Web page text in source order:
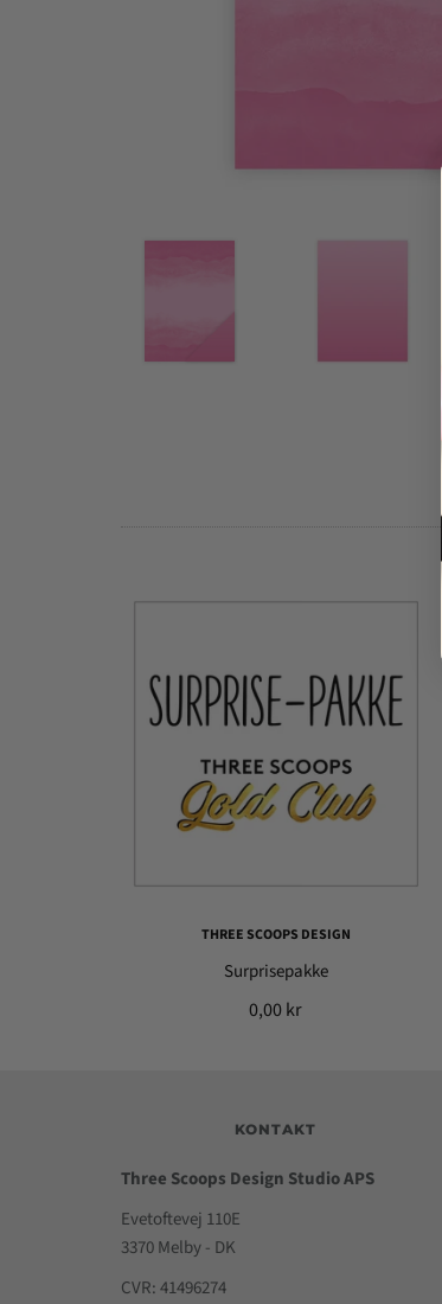
THREE SCOOPS DESIGN
Surprisepakke
0,00 kr
KONTAKT
Three Scoops Design Studio APS
Evetoftevej 110E
3370 Melby - DK
CVR: 41496274